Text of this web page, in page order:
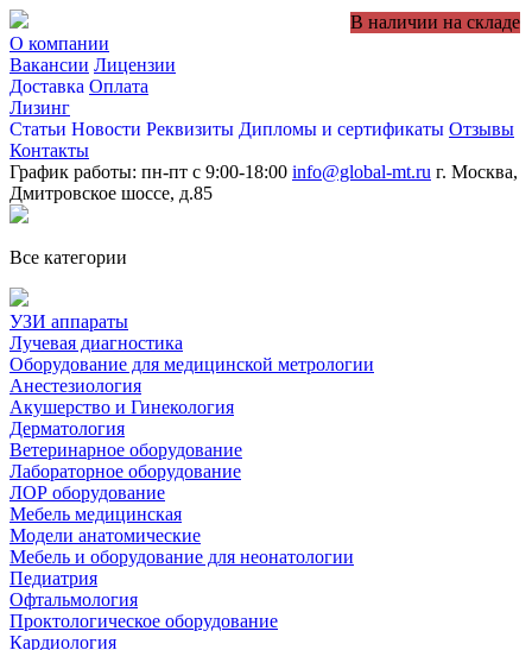
О компании
Вакансии Лицензии
Доставка Оплата
Лизинг
Статьи Новости Реквизиты Дипломы и сертификаты Отзывы
Контакты
График работы: пн-пт с 9:00-18:00 info@global-mt.ru г. Москва,
Дмитровское шоссе, д.85
Все категории
УЗИ аппараты
Лучевая диагностика
Оборудование для медицинской метрологии
Анестезиология
Акушерство и Гинекология
Дерматология
Ветеринарное оборудование
Лабораторное оборудование
ЛОР оборудование
Мебель медицинская
Модели анатомические
Мебель и оборудование для неонатологии
Педиатрия
Офтальмология
Проктологическое оборудование
Кардиология
В наличии на складе